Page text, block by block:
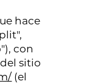
hace
con
sitio
(el